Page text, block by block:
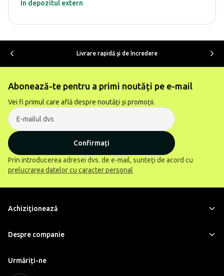
În depozitul extern
Livrare rapidă şi de încredere
Abonează-te pentru a primi noutăți pe e-mail
Vei fi primul care află despre noutăți și promoții.
Confirmați
Prin introducerea adresei dvs. de e-mail, sunteți de acord cu
prelucrarea datelor cu caracter personal
Achiziţionează
Despre companie
Urmăriți-ne